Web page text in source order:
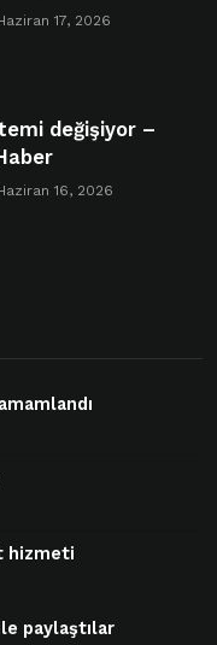
17, 2026
değişiyor –
16, 2026
hizmeti
paylaştılar